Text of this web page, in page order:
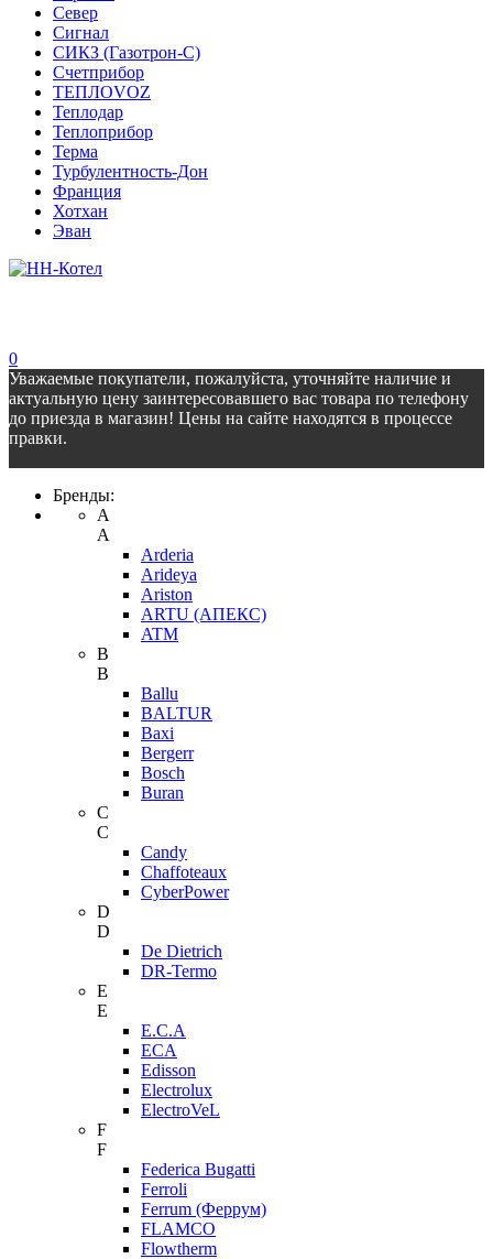
Север
Сигнал
СИКЗ (Газотрон-С)
Счетприбор
ТЕПЛОVOZ
Теплодар
Теплоприбор
Терма
Турбулентность-Дон
Франция
Хотхан
Эван
0
Уважаемые покупатели, пожалуйста, уточняйте наличие и
актуальную цену заинтересовавшего вас товара по телефону
до приезда в магазин! Цены на сайте находятся в процессе
правки.
Бренды:
A
A
Arderia
Arideya
Ariston
ARTU (АПЕКС)
ATM
B
B
Ballu
BALTUR
Baxi
Bergerr
Bosch
Buran
C
C
Candy
Chaffoteaux
CyberPower
D
D
De Dietrich
DR-Termo
E
E
E.C.A
ECA
Edisson
Electrolux
ElectroVeL
F
F
Federica Bugatti
Ferroli
Ferrum (Феррум)
FLAMCO
Flowtherm